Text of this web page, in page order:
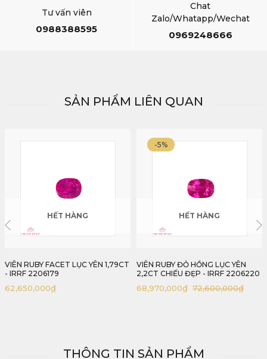
Tư vấn viên
0988388595
Chat
Zalo/Whatapp/Wechat
0969248666
SẢN PHẨM LIÊN QUAN
HẾT HÀNG
VIÊN RUBY ĐỎ HỒNG LỤC YÊN
2,2CT CHIẾU ĐẸP - IRRF 2206220
68,970,000₫
HẾT HÀNG
VIÊN RUBY FACET TỰ NHIÊN ĐẸP
LUNG LINH 2,2CT - IRRF 221022
48,400,000₫
THÔNG TIN SẢN PHẨM